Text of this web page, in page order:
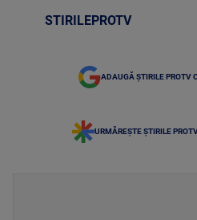
STIRILEPROTV
ADAUGĂ ȘTIRILE PROTV
URMĂREȘTE ȘTIRILE